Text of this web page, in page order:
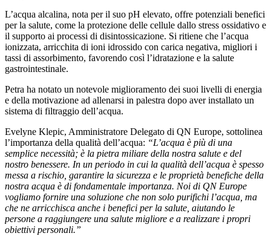
L’acqua alcalina, nota per il suo pH elevato, offre potenziali benefici
per la salute, come la protezione delle cellule dallo stress ossidativo e
il supporto ai processi di disintossicazione. Si ritiene che l’acqua
ionizzata, arricchita di ioni idrossido con carica negativa, migliori i
tassi di assorbimento, favorendo così l’idratazione e la salute
gastrointestinale.
Petra ha notato un notevole miglioramento dei suoi livelli di energia
e della motivazione ad allenarsi in palestra dopo aver installato un
sistema di filtraggio dell’acqua.
Evelyne Klepic, Amministratore Delegato di QN Europe, sottolinea
l’importanza della qualità dell’acqua: “L’acqua è più di una
semplice necessità; è la pietra miliare della nostra salute e del
nostro benessere. In un periodo in cui la qualità dell’acqua è spesso
messa a rischio, garantire la sicurezza e le proprietà benefiche della
nostra acqua è di fondamentale importanza. Noi di QN Europe
vogliamo fornire una soluzione che non solo purifichi l’acqua, ma
che ne arricchisca anche i benefici per la salute, aiutando le
persone a raggiungere una salute migliore e a realizzare i propri
obiettivi personali.”